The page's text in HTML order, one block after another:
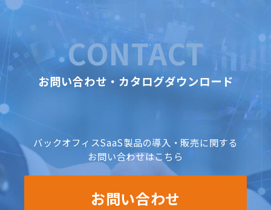
CONTACT
お問い合わせ・カタログダウンロード
バックオフィスSaaS製品の導入・販売に関する
お問い合わせはこちら
お問い合わせ